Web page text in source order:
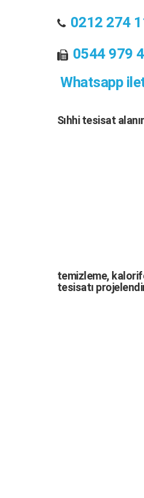
0212 274
0544 979
Whatsapp
Sıhhi tesisat
temizleme,
tesisatı